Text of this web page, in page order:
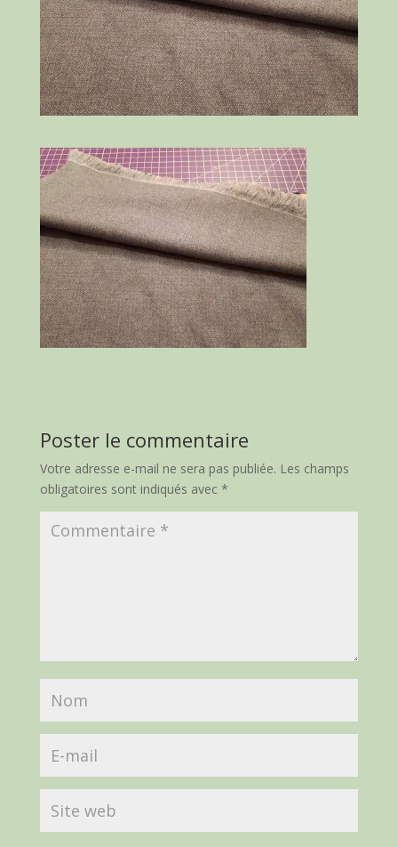
Poster le commentaire
Votre adresse e-mail ne sera pas publiée. Les champs
obligatoires sont indiqués avec *